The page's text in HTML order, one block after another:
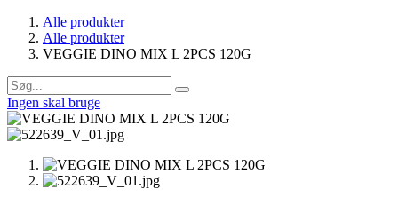
Alle produkter
Alle produkter
VEGGIE DINO MIX L 2PCS 120G
Ingen skal bruge